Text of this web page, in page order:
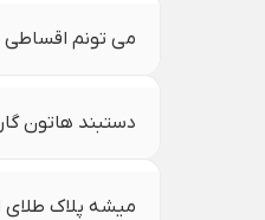
می تونم اقساطی
دستبند هاتون
میشه پلاک